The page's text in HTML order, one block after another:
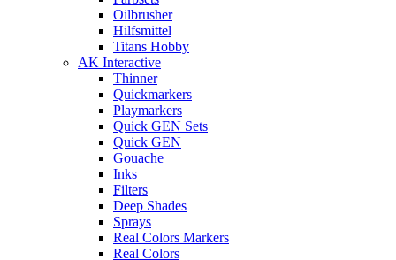
Oilbrusher
Hilfsmittel
Titans Hobby
AK Interactive
Thinner
Quickmarkers
Playmarkers
Quick GEN Sets
Quick GEN
Gouache
Inks
Filters
Deep Shades
Sprays
Real Colors Markers
Real Colors